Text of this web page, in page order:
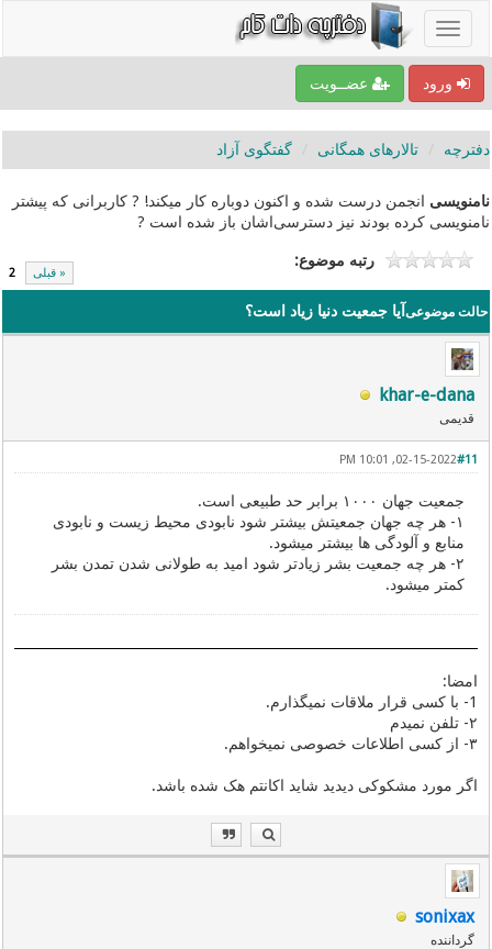
ورود عضــویت
دفترچه تالارهای همگانی گفتگوی آزاد
نامنویسی انجمن درست شده و اکنون دوباره کار میکند! ? کاربرانی که پیشتر
نامنویسی کرده بودند نیز دسترسی‌اشان باز شده است ?
« قبلی 2
رتبه موضوع:
حالت موضوعی آیا جمعیت دنیا زیاد است؟
khar-e-dana
قدیمی
#11
02-15-2022, 10:01 PM
جمعیت جهان ۱۰۰۰ برابر حد طبیعی است.
۱- هر چه جهان جمعیتش بیشتر شود نابودی محیط زیست و نابودی
منابع و آلودگی ها بیشتر میشود.
۲- هر چه جمعیت بشر زیادتر شود امید به طولانی شدن تمدن بشر
کمتر میشود.
امضا:
1- با کسی قرار ملاقات نمیگذارم.
۲- تلفن نمیدم
۳- از کسی اطلاعات خصوصی نمیخواهم.
اگر مورد مشکوکی دیدید شاید اکانتم هک شده باشد.
sonixax
گرداننده